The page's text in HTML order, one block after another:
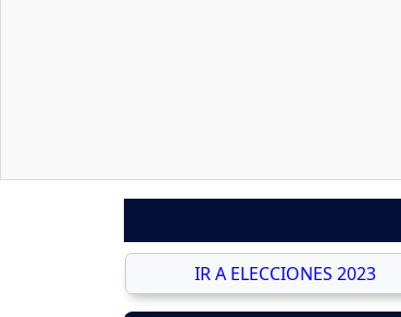
IR A ELECCIONES 2023